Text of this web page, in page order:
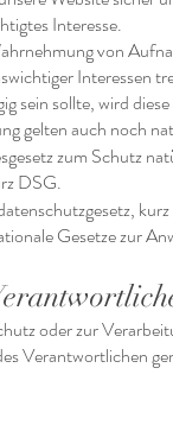
Interesse.
von
Interessen
sein sollte, wird
gelten auch noch
zum Schutz
DSG.
Gesetze zur
oder zur
Verantwortlichen